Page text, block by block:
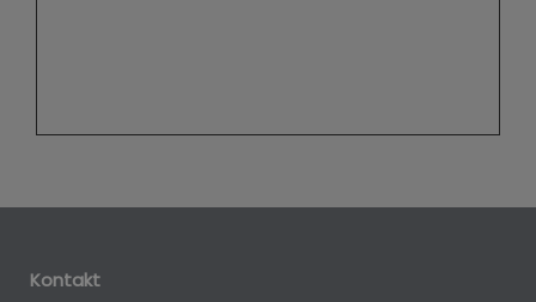
Kontakt